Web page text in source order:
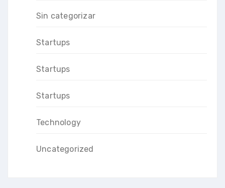
Sin categorizar
Startups
Startups
Startups
Technology
Uncategorized